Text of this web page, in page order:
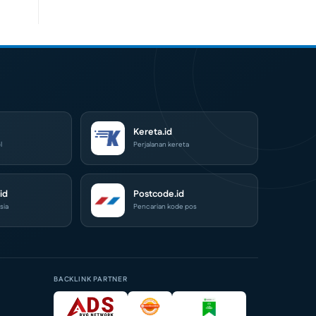
Kereta.id
Perjalanan kereta
Postcode.id
Pencarian kode pos
BACKLINK PARTNER